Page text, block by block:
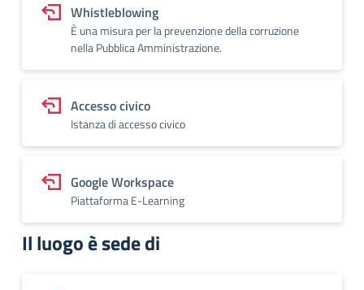
Whistleblowing
È una misura per la prevenzione della corruzione
nella Pubblica Amministrazione.
Accesso civico
Istanza di accesso civico
Google Workspace
Piattaforma E-Learning
Il luogo è sede di